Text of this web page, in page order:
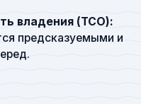
владения (TCO):
предсказуемыми и